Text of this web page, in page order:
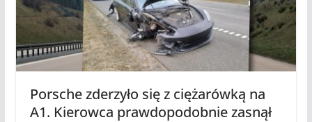
Porsche zderzyło się z ciężarówką na
A1. Kierowca prawdopodobnie zasnął